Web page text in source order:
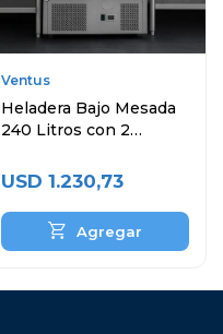
Ventus
Heladera Bajo Mesada
240 Litros con 2
Cubas
USD 1.230,73